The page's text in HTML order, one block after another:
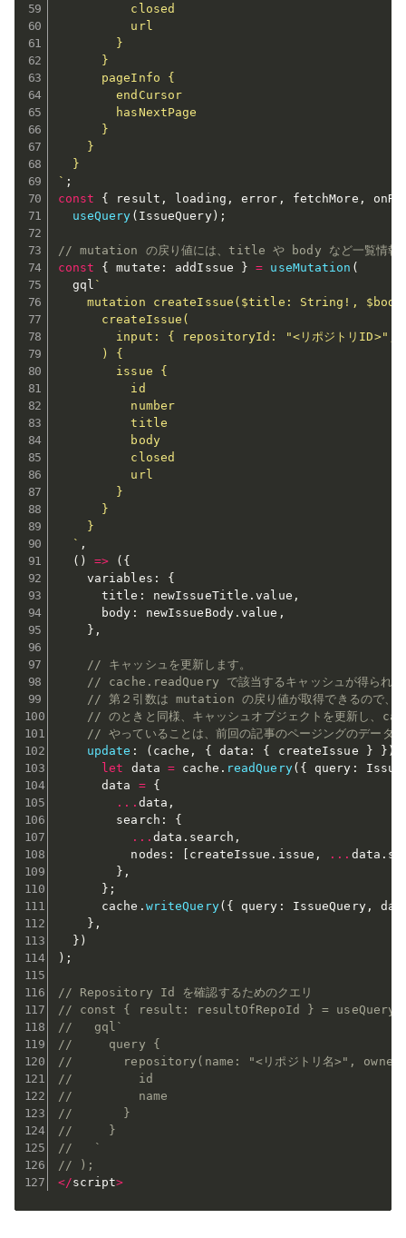
          closed
          url
        }
      }
      pageInfo {
        endCursor
        hasNextPage
      }
    }
  }
` ;
const
{ result , loading , error , fetchMore ,
useQuery ( IssueQuery) ;
// mutation の戻り値には、title や body など一覧情報に
const
{ mutate : addIssue } = useMutation (
  gql
`
mutation createIssue($title: String!,
      createIssue(
input: { repositoryId: "<リポジトリ
      ) {
        issue {
          id
          number
          title
          body
          closed
          url
        }
      }
    }
  `
,
( ) => ( {
    variables
:
{
      title
: newIssueTitle .value ,
      body
: newIssueBody.value ,
} ,
// キャッシュを更新します。
// cache.readQuery で該当するキャッシュが得られま
// 第２引数は mutation の戻り値が取得できるので、
// のときと同様、キャッシュオブジェクトを更新し、
// やっていることは、前回の記事のページングのデータ
update : ( cache , { data : { createIssue } } )
let data = cache . readQuery( { query :
      data
=
{
... data ,
        search
:
{
... data . search ,
          nodes
: [ createIssue . issue , ... data .
} ,
} ;
      cache
. writeQuery( { query : IssueQuery,
} ,
} )
) ;
// Repository Id を確認するためのクエリ
// const { result: resultOfRepoId } = useQuery(
//   gql`
//     query {
//       repository(name: "<リポジトリ名>",
//         id
//         name
//       }
//     }
//   `
// );
</script>